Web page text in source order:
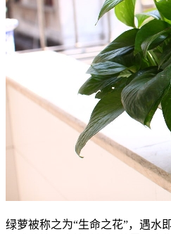
绿萝被称之为“生命之花”，遇水